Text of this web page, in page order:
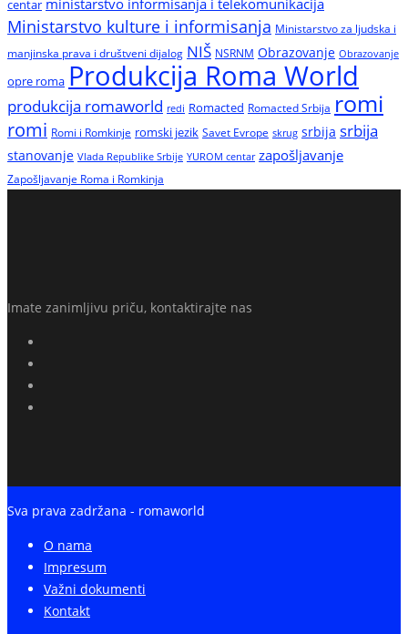
centar ministarstvo informisanja i telekomunikacija
Ministarstvo kulture i informisanja Ministarstvo za ljudska i
manjinska prava i društveni dijalog NIŠ NSRNM Obrazovanje Obrazovanje
opre roma Produkcija Roma World
produkcija romaworld redi Romacted Romacted Srbija romi
romi Romi i Romkinje romski jezik Savet Evrope skrug srbija srbija
stanovanje Vlada Republike Srbije YUROM centar zapošljavanje
Zapošljavanje Roma i Romkinja
Imate zanimljivu priču, kontaktirajte nas
Sva prava zadržana - romaworld
O nama
Impresum
Važni dokumenti
Kontakt